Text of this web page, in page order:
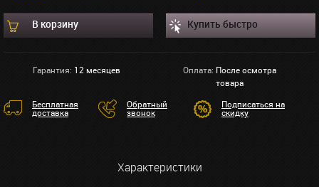
В корзину Купить быстро
Гарантия: 12 месяцев Оплата: После осмотра
товара
Бесплатная
доставка
Обратный
звонок
Подписаться на
скидку
Характеристики